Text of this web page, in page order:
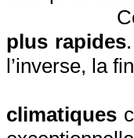
plus rapides
l’inverse, la
climatiques